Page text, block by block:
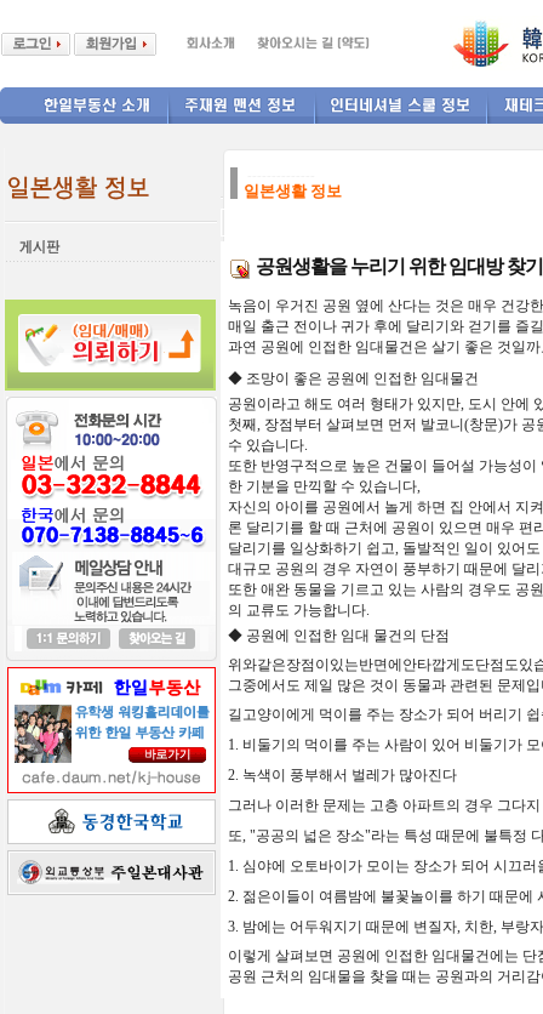
일본생활 정보
공원생활을 누리기 위한 임대방 찾기
녹음이 우거진 공원 옆에 산다는 것은 매우 건강한
매일 출근 전이나 귀가 후에 달리기와 걷기를 즐길
과연 공원에 인접한 임대물건은 살기 좋은 것일
◆ 조망이 좋은 공원에 인접한 임대물건
공원이라고 해도 여러 형태가 있지만, 도시 안에
첫째, 장점부터 살펴보면 먼저 발코니 (창문)가 공
수 있습니다.
또한 반영구적으로 높은 건물이 들어설 가능성이
한 기분을 만끽할 수 있습니다,
자신의 아이를 공원에서 놀게 하면 집 안에서 지
론 달리기를 할 때 근처에 공원이 있으면 매우 편
달리기를 일상화하기 쉽고, 돌발적인 일이
있어도
대규모 공원의 경우 자연이 풍부하기 때문에 달
또한 애완 동물을 기르고 있는 사람의 경우도 공
의 교류도 가능합니다.
◆ 공원에 인접한 임대 물건의 단점
위와같은장점이있는반면에안타깝게도단점도있
그중에서도 제일 많은 것이 동물과 관련된 문제
길고양이에게 먹이를 주는 장소가 되어 버리기
1. 비둘기의 먹이를 주는 사람이 있어 비둘기가
2. 녹색이
풍부해서 벌레가 많아진다
그러나 이러한 문제는 고층 아파트의 경우 그다
또, "공공의 넓은 장소"라는 특성 때문에 불특정
1. 심야에 오토바이가 모이는 장소가 되어 시끄러
2. 젊은이들이
여름밤에 불꽃놀이를 하기 때문에
3. 밤에는 어두워지기 때문에 변질자, 치한, 부랑
이렇게 살펴보면 공원에 인접한 임대물건에는 단
공원 근처의 임대물을 찾을 때는 공원과의 거리